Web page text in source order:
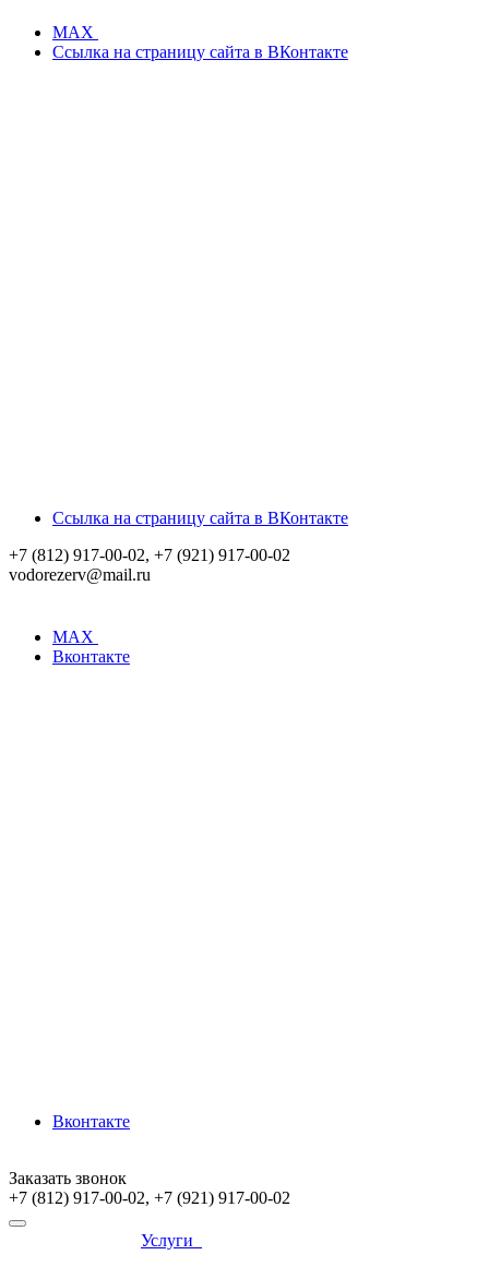
MAX
Ссылка на страницу сайта в ВКонтакте
Ссылка на страницу сайта в ВКонтакте
+7 (812) 917-00-02, +7 (921) 917-00-02
vodorezerv@mail.ru
MAX
Вконтакте
Вконтакте
Заказать звонок
+7 (812) 917-00-02, +7 (921) 917-00-02
Услуги